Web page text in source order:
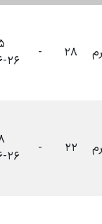
۲۶
تومان
۲۶
تومان